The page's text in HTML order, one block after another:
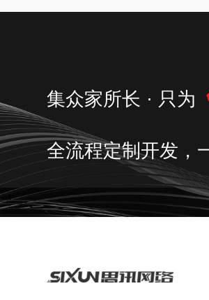
集众家所长 · 只为
全流程定制开发，